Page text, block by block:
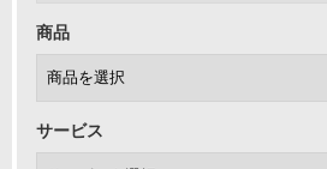
商品
サービス